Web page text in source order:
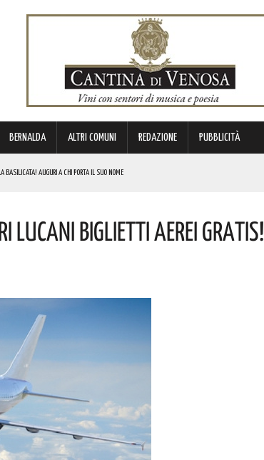
BERNALDA ALTRI COMUNI REDAZIONE PUBBLICITÀ
BASILICATA! AUGURI A CHI PORTA IL SUO NOME
AGLI INVESTIMENTI. I DETTAGLI
LUCANI BIGLIETTI AEREI GRATIS!